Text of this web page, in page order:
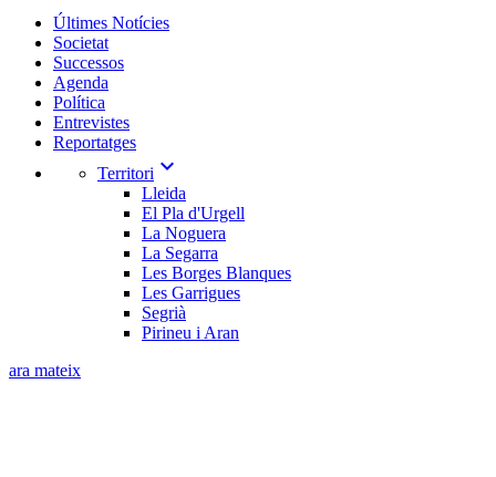
Últimes Notícies
Societat
Successos
Agenda
Política
Entrevistes
Reportatges
Territori expand_more
Lleida
El Pla d'Urgell
La Noguera
La Segarra
Les Borges Blanques
Les Garrigues
Segrià
Pirineu i Aran
ara mateix